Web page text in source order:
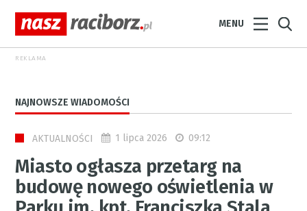
MENU
REKLAMA
NAJNOWSZE WIADOMOŚCI
AKTUALNOŚCI 1 lipca 2026 09:12
Miasto ogłasza przetarg na
budowę nowego oświetlenia w